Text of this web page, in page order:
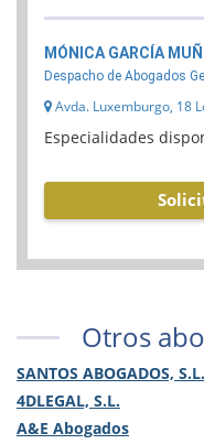
MÓNICA GARCÍA
Despacho de Abogados
Avda. Luxemburgo, 18
Especialidades
Otros
SANTOS ABOGADOS,
4DLEGAL, S.L.
A&E Abogados